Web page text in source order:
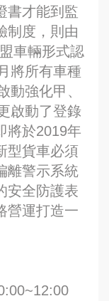
書才能到監
制度，則由
車輛形式認
將所有車種
動強化甲、
啟動了登錄
將於2019年
型貨車必須
離警示系統
安全防護表
營運打造一